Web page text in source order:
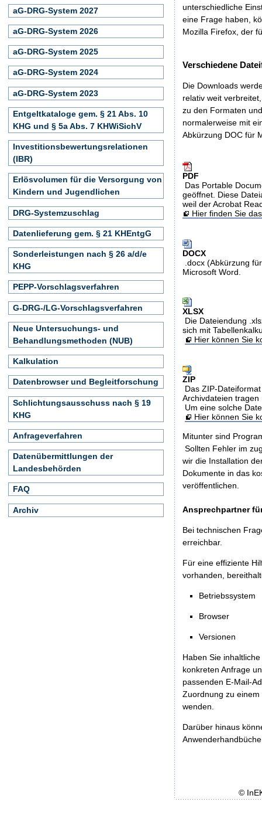
unterschiedliche
eine Frage haben,
Mozilla Firefox, der
Verschiedene
Die Downloads
relativ weit
zu den Formaten
normalerweise mit
Abkürzung DOC für
PDF
Das Portable
geöffnet. Diese
weil der Acrobat
Hier finden Sie
DOCX
.docx (Abkürzung
Microsoft Word.
XLSX
Die Dateiendung
sich mit
Hier können Sie
ZIP
Das ZIP-
Archivdateien
Um eine solche
Hier können Sie
Mitunter sind
Sollten Fehler im
wir die Installation
Dokumente in das
veröffentlichen.
Ansprechpartner
Bei technischen
erreichbar.
Für eine effiziente
vorhanden,
Betriebssystem
Browser
Versionen
Haben Sie
konkreten Anfrage
passenden E-Mail-
Zuordnung zu
wenden.
Darüber hinaus
aG-DRG-System 2027
aG-DRG-System 2026
aG-DRG-System 2025
aG-DRG-System 2024
aG-DRG-System 2023
Entgeltkataloge gem. § 21 Abs. 10
KHG und § 5a Abs. 7 KHWiSichV
Investitionsbewertungsrelationen
(IBR)
Erlösvolumen für die Versorgung von
Kindern und Jugendlichen
DRG-Systemzuschlag
Datenlieferung gem. § 21 KHEntgG
Sonderleistungen nach § 26 a/d/e
KHG
PEPP-Vorschlagsverfahren
G-DRG-/LG-Vorschlagsverfahren
Neue Untersuchungs- und
Behandlungsmethoden (NUB)
Kalkulation
Datenbrowser und Begleitforschung
Schlichtungsausschuss nach § 19
KHG
Anfrageverfahren
Datenübermittlungen der
Landesbehörden
FAQ
Archiv
©